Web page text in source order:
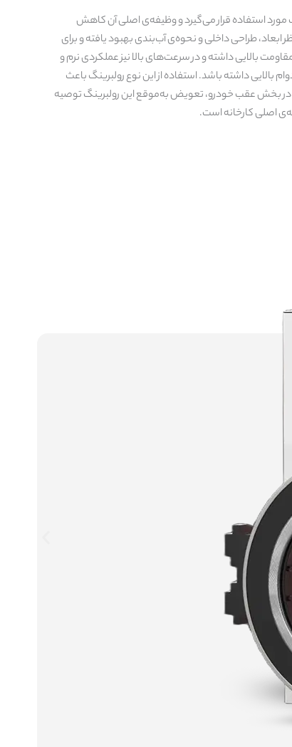
در بخش چرخ عقب مورد استفاده قرار می‌گیرد و وظیفه‌ی اصلی آن کاهش
طراحی داخلی و نحوه‌ی آب‌بندی بهبود یافته و برای
محوری مقاومت بالایی داشته و در سرعت‌های بالا نیز عملکردی نرم و
داشته باشد. استفاده از این نوع رولبرینگ باعث
بخش عقب خودرو، تعویض به‌موقع این رولبرینگ توصیه
اصلی کارخانه است.